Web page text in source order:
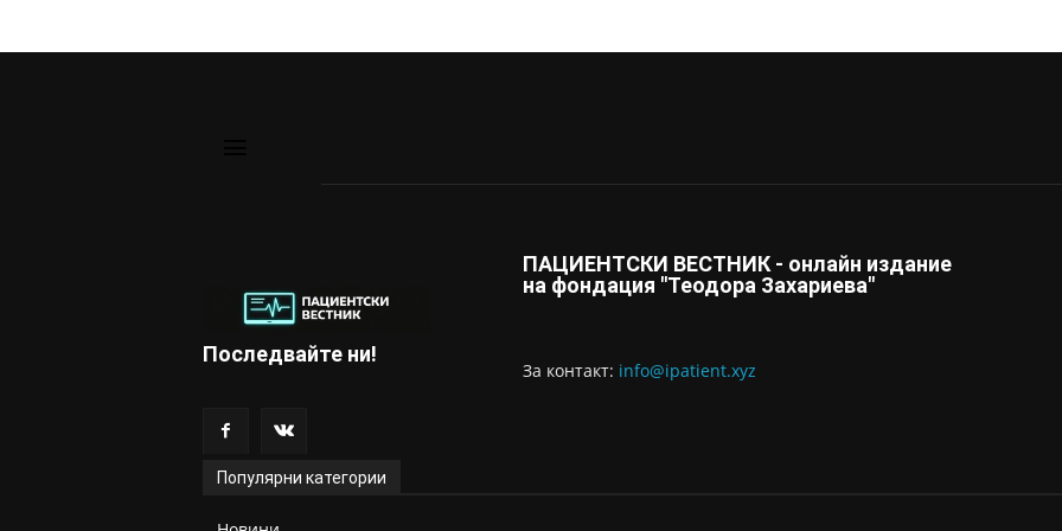
Последвайте ни!
ПАЦИЕНТСКИ ВЕСТНИК - онлайн издание
на фондация "Теодора Захариева"
За контaкт: info@ipatient.xyz
Популярни категории